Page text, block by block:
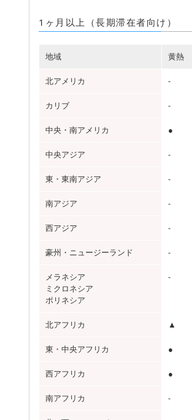
1ヶ月以上（長期滞在者向け）
地域 黄熱
北アメリカ -
カリブ -
中央・南アメリカ ●
中央アジア -
東・東南アジア -
南アジア -
西アジア -
豪州・ニュージーランド -
メラネシア
ミクロネシア
ポリネシア
-
北アフリカ ▲
東・中央アフリカ ●
西アフリカ ●
南アフリカ -